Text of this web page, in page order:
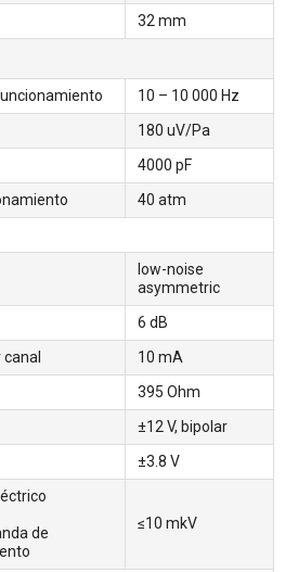
32 mm
10 – 10 000 Hz
180 uV/Pa
4000 pF
40 atm
low-noise
asymmetric
6 dB
10 mA
395 Ohm
±12 V, bipolar
±3.8 V
de
≤10 mkV